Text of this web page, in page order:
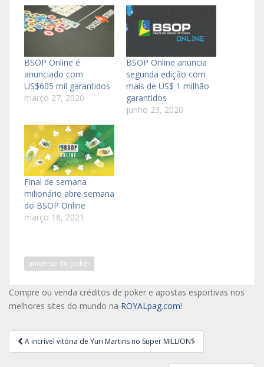
BSOP Online é
anunciado com
US$605 mil garantidos
março 27, 2020
BSOP Online anuncia
segunda edição com
mais de US$ 1 milhão
garantidos
junho 23, 2020
Final de semana
milionário abre semana
do BSOP Online
março 18, 2021
universo do poker
Compre ou venda créditos de poker e apostas esportivas nos
melhores sites do mundo na ROYALpag.com!
Navegação
de
A incrível vitória de Yuri Martins no Super MILLION$